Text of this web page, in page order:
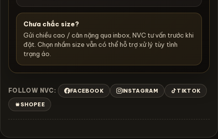
Chưa chắc size?
Gửi chiều cao / cân nặng qua inbox, NVC tư vấn trước khi
đặt. Chọn nhầm size vẫn có thể hỗ trợ xử lý tùy tình
trạng áo.
FOLLOW NVC: FACEBOOK INSTAGRAM
TIKTOK
SHOPEE